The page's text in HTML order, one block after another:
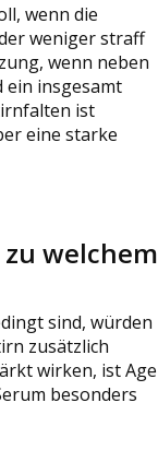
wenn die
weniger straff
wenn neben
ein insgesamt
ist
eine starke
welchem
sind, würden
zusätzlich
wirken, ist Age
besonders